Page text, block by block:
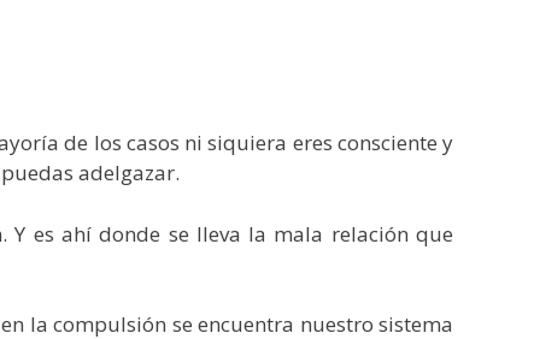
de los casos ni siquiera eres consciente y
adelgazar.
Y es ahí donde se lleva la mala relación que
la compulsión se encuentra nuestro sistema